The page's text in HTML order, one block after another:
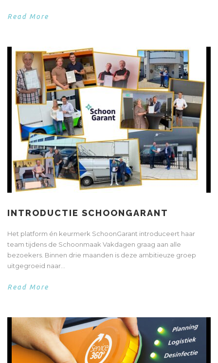
Read More
INTRODUCTIE SCHOONGARANT
Het platform én keurmerk SchoonGarant introduceert haar
team tijdens de Schoonmaak Vakdagen graag aan alle
bezoekers. Binnen drie maanden is deze ambitieuze groep
uitgegroeid naar...
Read More